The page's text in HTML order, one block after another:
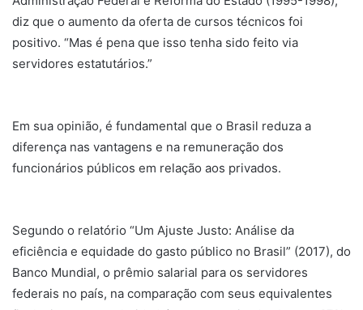
diz que o aumento da oferta de cursos técnicos foi
positivo. “Mas é pena que isso tenha sido feito via
servidores estatutários.”
Em sua opinião, é fundamental que o Brasil reduza a
diferença nas vantagens e na remuneração dos
funcionários públicos em relação aos privados.
Segundo o relatório “Um Ajuste Justo: Análise da
eficiência e equidade do gasto público no Brasil” (2017), do
Banco Mundial, o prêmio salarial para os servidores
federais no país, na comparação com seus equivalentes